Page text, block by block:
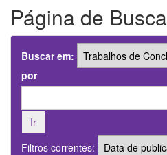
Página de Busca
Buscar em:
por
Filtros correntes: